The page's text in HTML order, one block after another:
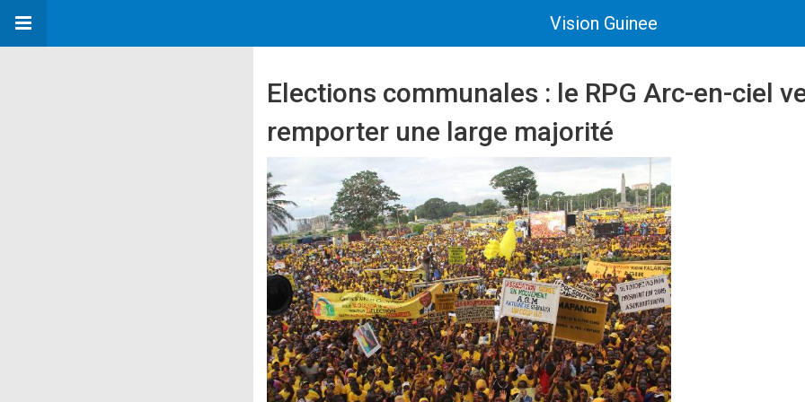
Vision Guinee
Elections communales : le RPG Arc-en-ciel
remporter une large majorité